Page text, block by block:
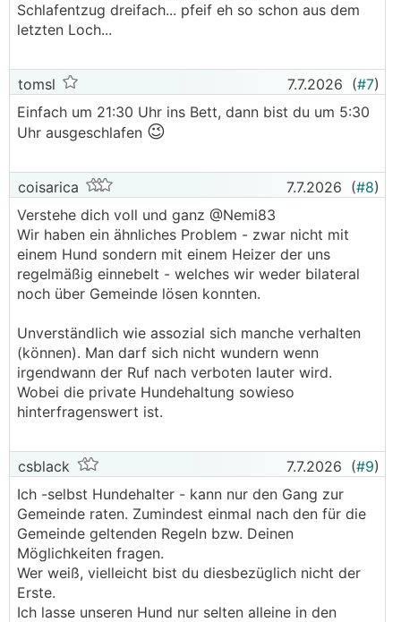
Schlafentzug dreifach... pfeif eh so schon aus dem
letzten Loch...
tomsl 7.7.2026 (#7)
Einfach um 21:30 Uhr ins Bett, dann bist du um 5:30
Uhr ausgeschlafen 😉
coisarica 7.7.2026 (#8)
Verstehe dich voll und ganz @Nemi83
Wir haben ein ähnliches Problem - zwar nicht mit
einem Hund sondern mit einem Heizer der uns
regelmäßig einnebelt - welches wir weder bilateral
noch über Gemeinde lösen konnten.
Unverständlich wie assozial sich manche verhalten
(können). Man darf sich nicht wundern wenn
irgendwann der Ruf nach verboten lauter wird.
Wobei die private Hundehaltung sowieso
hinterfragenswert ist.
csblack 7.7.2026 (#9)
Ich -selbst Hundehalter - kann nur den Gang zur
Gemeinde raten. Zumindest einmal nach den für die
Gemeinde geltenden Regeln bzw. Deinen
Möglichkeiten fragen.
Wer weiß, vielleicht bist du diesbezüglich nicht der
Erste.
Ich lasse unseren Hund nur selten alleine in den